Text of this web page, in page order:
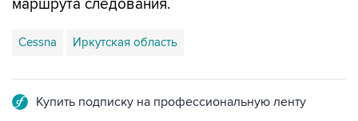
маршрута следования.
Cessna Иркутская область
Купить подписку на профессиональную ленту